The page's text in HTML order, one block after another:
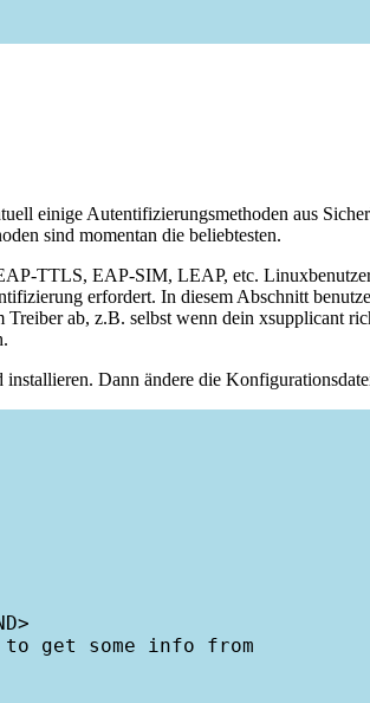
einige Autentifizierungsmethoden aus
sind momentan die beliebtesten.
TTLS, EAP-SIM, LEAP, etc.
erfordert. In diesem Abschnitt
ab, z.B. selbst wenn dein xsupplicant
installieren. Dann ändere die
to get some info from